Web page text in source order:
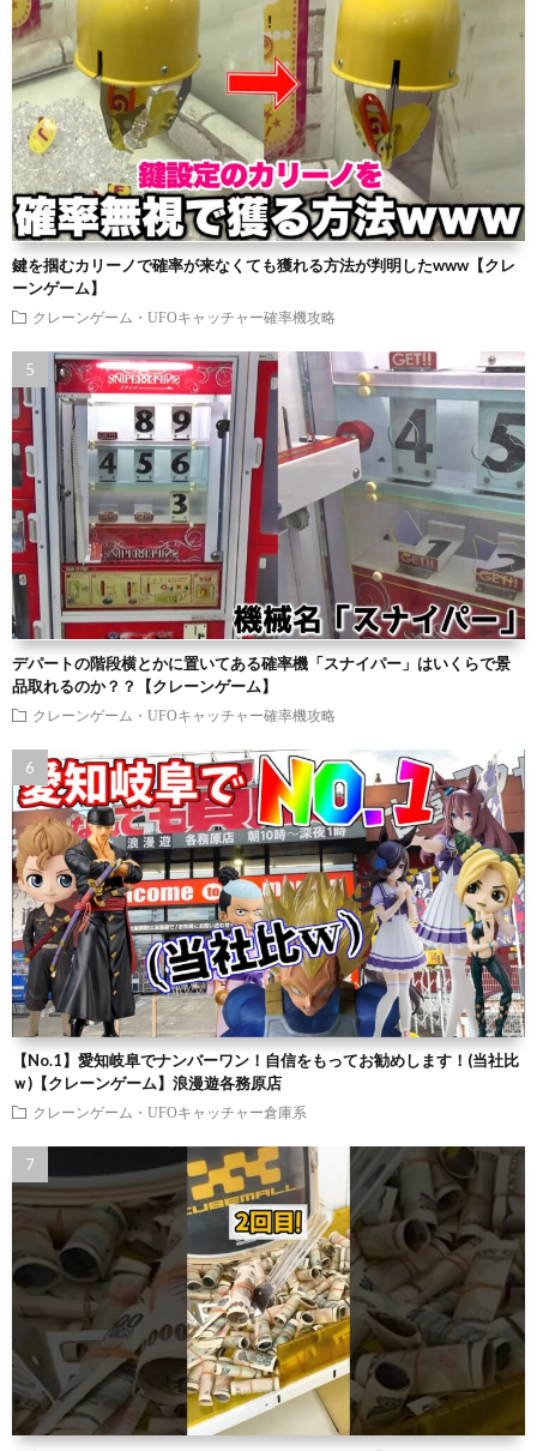
鍵を掴むカリーノで確率が来なくても獲れる方法が判明したwww【クレ
ーンゲーム】
クレーンゲーム・UFOキャッチャー確率機攻略
デパートの階段横とかに置いてある確率機「スナイパー」はいくらで景
品取れるのか？？【クレーンゲーム】
クレーンゲーム・UFOキャッチャー確率機攻略
【No.1】愛知岐阜でナンバーワン！自信をもってお勧めします！(当社比
ｗ)【クレーンゲーム】浪漫遊各務原店
クレーンゲーム・UFOキャッチャー倉庫系